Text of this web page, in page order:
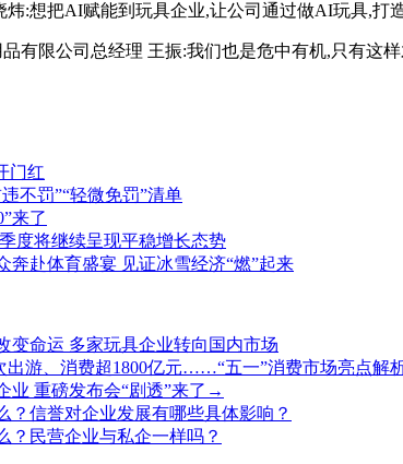
炜:想把AI赋能到玩具企业,让公司通过做AI玩具,打
有限公司总经理 王振:我们也是危中有机,只有这
门红
不罚”“轻微免罚”清单
来了
度将继续呈现平稳增长态势
奔赴体育盛宴 见证冰雪经济“燃”起来
变命运 多家玩具企业转向国内市场
出游、消费超1800亿元……“五一”消费市场亮点解
业 重磅发布会“剧透”来了→
？信誉对企业发展有哪些具体影响？
？民营企业与私企一样吗？